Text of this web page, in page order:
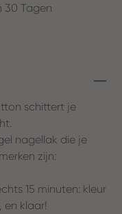
30 Tagen
schittert je
nagellak die je
zijn:
15 minuten: kleur
klaar!